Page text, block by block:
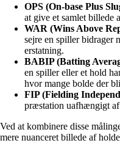
OPS (On-base Plus
at give et samlet billede
WAR (Wins Above
sejre en spiller bidrager
erstatning.
BABIP (Batting
en spiller eller et hold
hvor mange bolde der
FIP (Fielding
præstation uafhængigt
Ved at kombinere disse
mere nuanceret billede af